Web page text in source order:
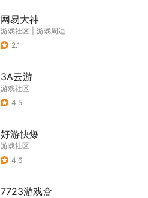
网易大神
游戏社区
游戏周边
2.1
3A云游
游戏社区
4.5
好游快爆
游戏社区
4.6
7723游戏盒